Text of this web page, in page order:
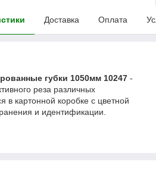
Доставка Оплата
губки 1050мм 10247 -
реза различных
в картонной коробке с цветной
и идентификации.